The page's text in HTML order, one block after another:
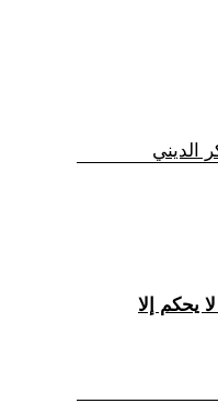
الديني
يحكم إلا